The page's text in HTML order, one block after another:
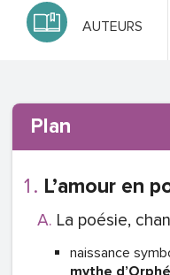
AUTEURS
Plan
L’amour en
La poésie,
naissance
mythe